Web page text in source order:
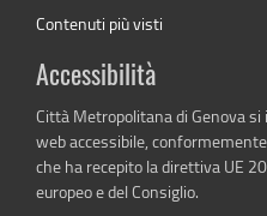
Contenuti più visti
Accessibilità
Città Metropolitana di Genova
web accessibile,
che ha recepito la direttiva UE
europeo e del Consiglio.